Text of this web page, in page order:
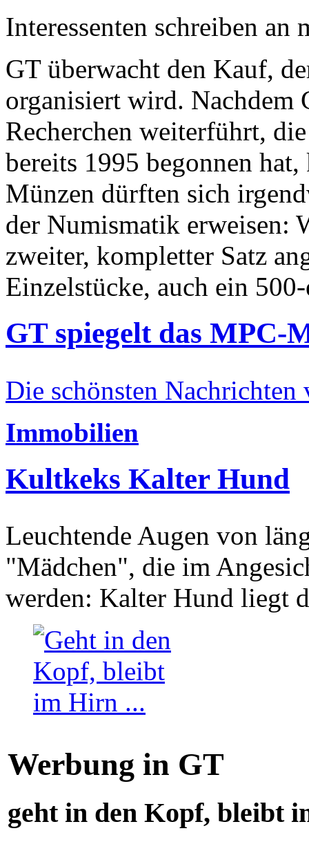
Interessenten schreiben
GT überwacht den Kauf,
organisiert wird. Nachdem
Recherchen weiterführt,
bereits 1995 begonnen
Münzen dürften sich
der Numismatik erweisen:
zweiter, kompletter Satz
Einzelstücke, auch ein
GT spiegelt das MPC-
Die schönsten Nachrichten
Immobilien
Kultkeks Kalter Hund
Leuchtende Augen von
"Mädchen", die im
werden: Kalter Hund liegt
Werbung in GT
geht in den Kopf, bleibt